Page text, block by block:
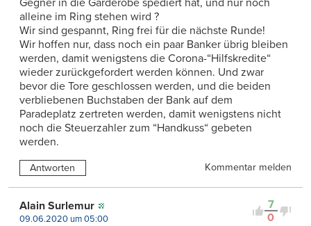
alleine im Ring stehen wird ?
Wir sind gespannt, Ring frei für die nächste Runde!
Wir hoffen nur, dass noch ein paar Banker übrig bleiben
werden, damit wenigstens die Corona-“Hilfskredite“
wieder zurückgefordert werden können. Und zwar
bevor die Tore geschlossen werden, und die beiden
verbliebenen Buchstaben der Bank auf dem
Paradeplatz zertreten werden, damit wenigstens nicht
noch die Steuerzahler zum “Handkuss“ gebeten
werden.
Antworten Kommentar melden
7
0
Alain Surlemur
09.06.2020 um 05:00